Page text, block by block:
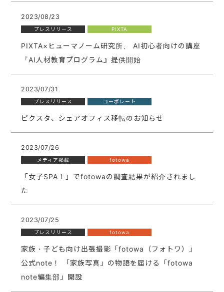
2023/08/23
プレスリリース PIXTA
PIXTA×ヒューマノーム研究所、 AI初心者向けの講座
『AI人材教育プログラム』提供開始
2023/07/31
プレスリリース コーポレート
ピクスタ、シェアオフィス移転のお知らせ
2023/07/26
メディア掲載 fotowa
「女子SPA！」でfotowaの調査結果が紹介されまし
た
2023/07/25
プレスリリース fotowa
家族・子ども向け出張撮影「fotowa（フォトワ）」
公式note！ 「家族写真」の物語を届ける「fotowa
note編集部」開設